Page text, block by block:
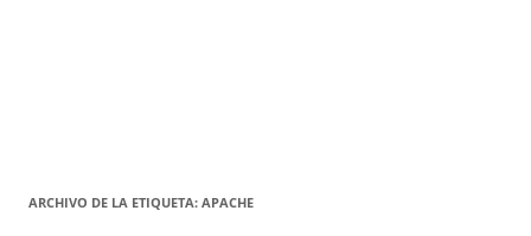
ARCHIVO DE LA ETIQUETA: APACHE